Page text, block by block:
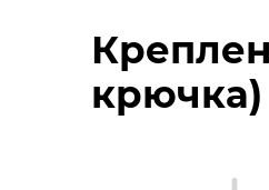
крючка)